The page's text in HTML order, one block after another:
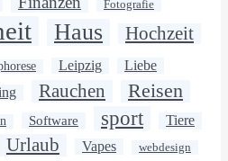
Fotografie
Haus Hochzeit
Leipzig Liebe
Rauchen Reisen
Software sport Tiere
Urlaub Vapes webdesign